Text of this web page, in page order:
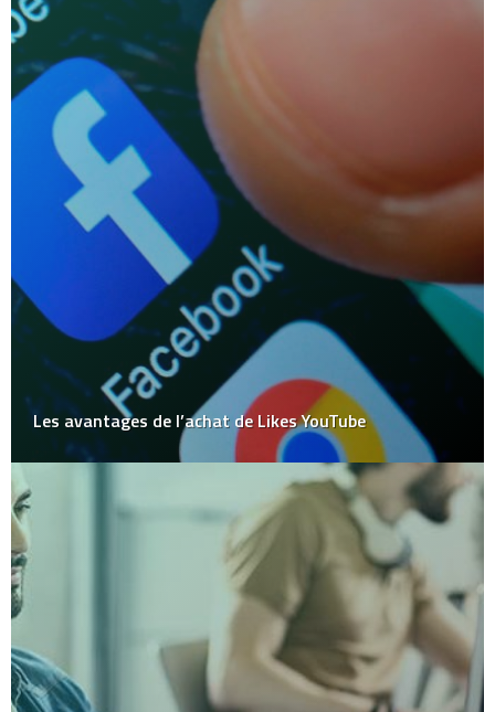
Les avantages de l’achat de Likes YouTube